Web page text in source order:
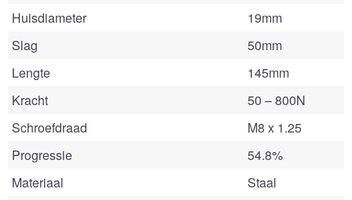
Huisdiameter
19mm
Slag
50mm
Lengte
145mm
Kracht
50 – 800N
Schroefdraad
M8 x 1.25
Progressie
54.8%
Materiaal
Staal